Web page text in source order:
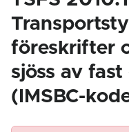
föreskrifter
sjöss av
(IMSBC-